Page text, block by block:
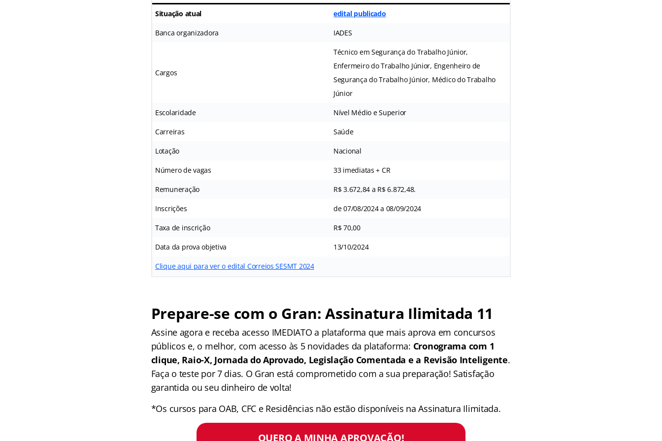
Situação atual edital publicado
Banca organizadora IADES
Cargos
Técnico em Segurança do Trabalho Júnior,
Enfermeiro do Trabalho Júnior, Engenheiro de
Segurança do Trabalho Júnior, Médico do Trabalho
Júnior
Escolaridade Nível Médio e Superior
Carreiras Saúde
Lotação Nacional
Número de vagas 33 imediatas + CR
Remuneração R$ 3.672,84 a R$ 6.872,48.
Inscrições de 07/08/2024 a 08/09/2024
Taxa de inscrição R$ 70,00
Data da prova objetiva 13/10/2024
Clique aqui para ver o edital Correios SESMT 2024
Prepare-se com o Gran: Assinatura Ilimitada 11
Assine agora e receba acesso IMEDIATO a plataforma que mais aprova em concursos
públicos e, o melhor, com acesso às 5 novidades da plataforma: Cronograma com 1
clique, Raio-X, Jornada do Aprovado, Legislação Comentada e a Revisão Inteligente.
Faça o teste por 7 dias. O Gran está comprometido com a sua preparação! Satisfação
garantida ou seu dinheiro de volta!
*Os cursos para OAB, CFC e Residências não estão disponíveis na Assinatura Ilimitada.
QUERO A MINHA APROVAÇÃO!